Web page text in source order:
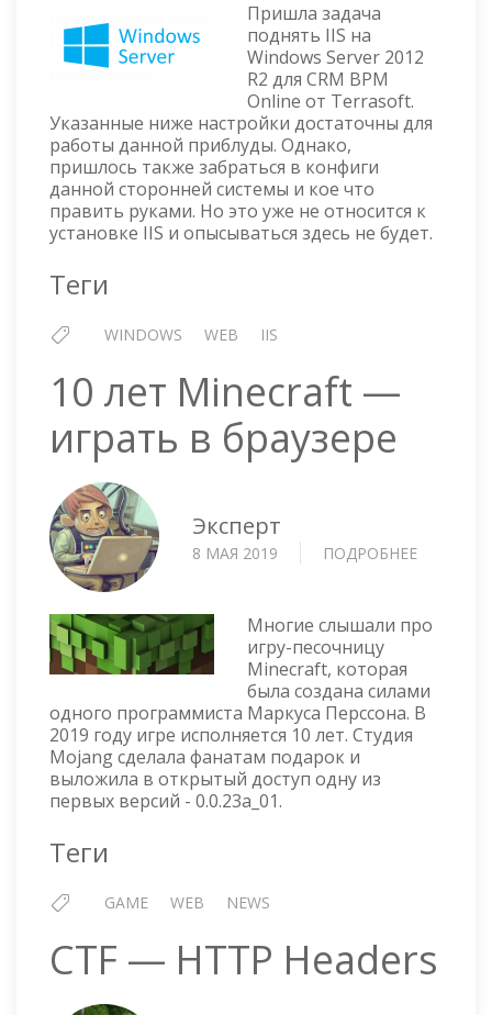
В
WINDOWS
SERVER
2012
R2
Пришла задача
поднять IIS на
Windows Server 2012
R2 для CRM BPM
Online от Terrasoft.
Указанные ниже настройки достаточны для
работы данной приблуды. Однако,
пришлось также забраться в конфиги
данной сторонней системы и кое что
править руками. Но это уже не относится к
установке IIS и опысываться здесь не будет.
Теги
WINDOWS WEB IIS
10 лет Minecraft —
играть в браузере
Эксперт
8 МАЯ 2019 ПОДРОБНЕЕ
В
БРАУЗЕРЕ
Многие слышали про
игру-песочницу
Minecraft, которая
была создана силами
одного программиста Маркуса Перссона. В
2019 году игре исполняется 10 лет. Студия
Mojang сделала фанатам подарок и
выложила в открытый доступ одну из
первых версий - 0.0.23a_01.
Теги
GAME WEB NEWS
CTF — HTTP Headers